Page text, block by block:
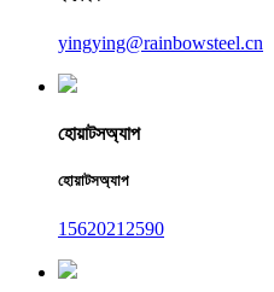
yingying@rainbowsteel.cn
হোয়াটসঅ্যাপ
হোয়াটসঅ্যাপ
15620212590